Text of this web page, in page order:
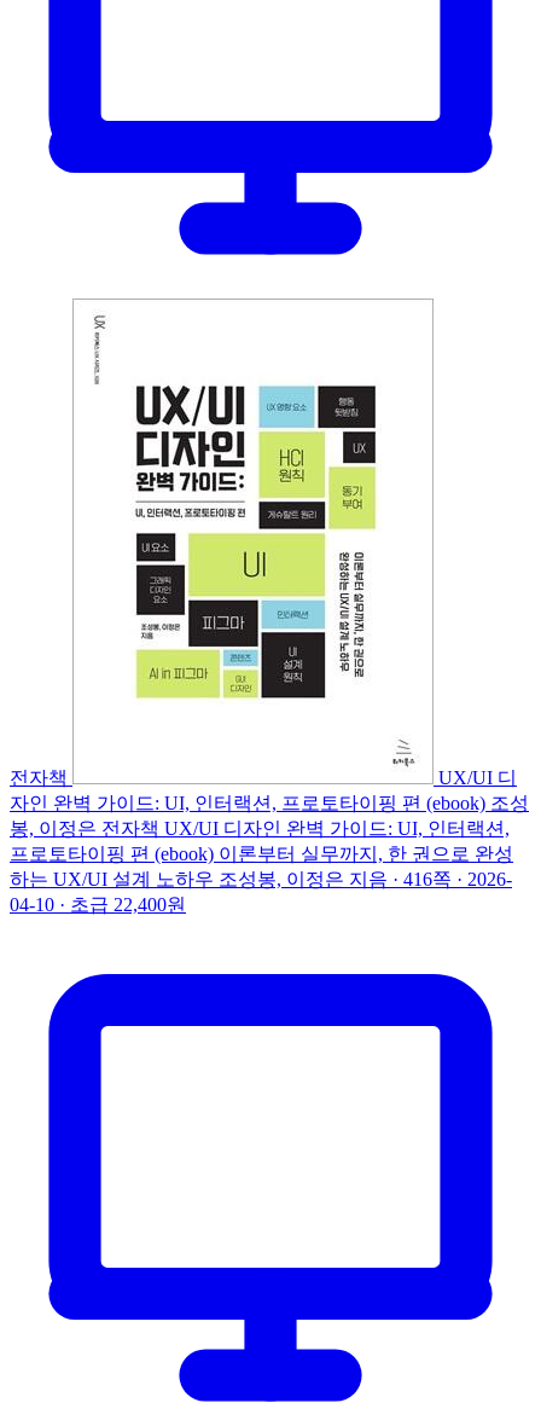
전자책
UX/UI 디
자인 완벽 가이드: UI, 인터랙션, 프로토타이핑 편 (ebook) 조성
봉, 이정은 전자책 UX/UI 디자인 완벽 가이드: UI, 인터랙션,
프로토타이핑 편 (ebook) 이론부터 실무까지, 한 권으로 완성
하는 UX/UI 설계 노하우 조성봉, 이정은 지음 · 416쪽 · 2026-
04-10 · 초급 22,400원